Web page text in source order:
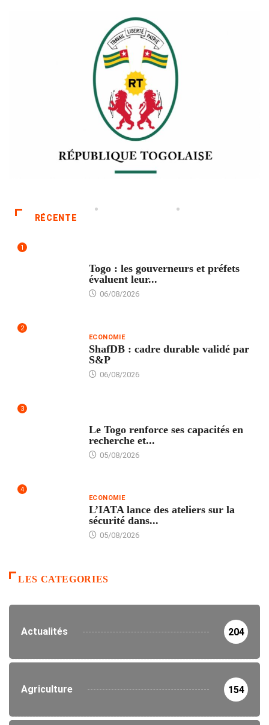
RÉCENTE
1
Togo : les gouverneurs et préfets
évaluent leur...
06/08/2026
2
ECONOMIE
ShafDB : cadre durable validé par
S&P
06/08/2026
3
Le Togo renforce ses capacités en
recherche et...
05/08/2026
4
ECONOMIE
L’IATA lance des ateliers sur la
sécurité dans...
05/08/2026
LES CATEGORIES
Actualités 204
Agriculture 154